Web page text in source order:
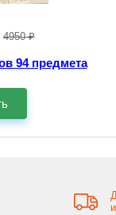
4950 ₽
94 предмета